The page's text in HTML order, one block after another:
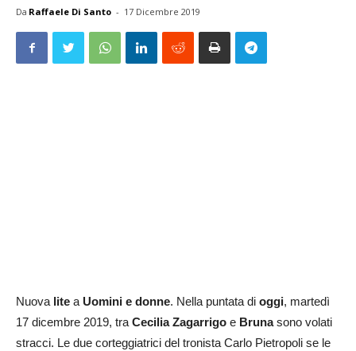
Da Raffaele Di Santo - 17 Dicembre 2019
Nuova lite a Uomini e donne. Nella puntata di oggi, martedì
17 dicembre 2019, traCecilia Zagarrigo e Brunasono volati
stracci. Le due corteggiatrici del tronista Carlo Pietropoli se le